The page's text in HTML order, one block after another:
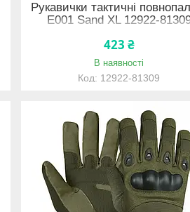
Рукавички тактичні
E001 Sand XL 12922-
423 ₴
В наявності
12922-81309